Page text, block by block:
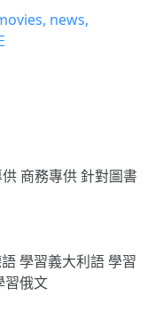
商務專供 針對圖書
學習義大利語學習
習俄文